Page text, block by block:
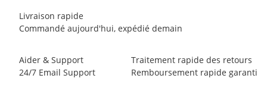
Livraison rapide
Commandé aujourd'hui, expédié demain
Aider & Support
24/7 Email Support
Traitement rapide des retours
Remboursement rapide garanti